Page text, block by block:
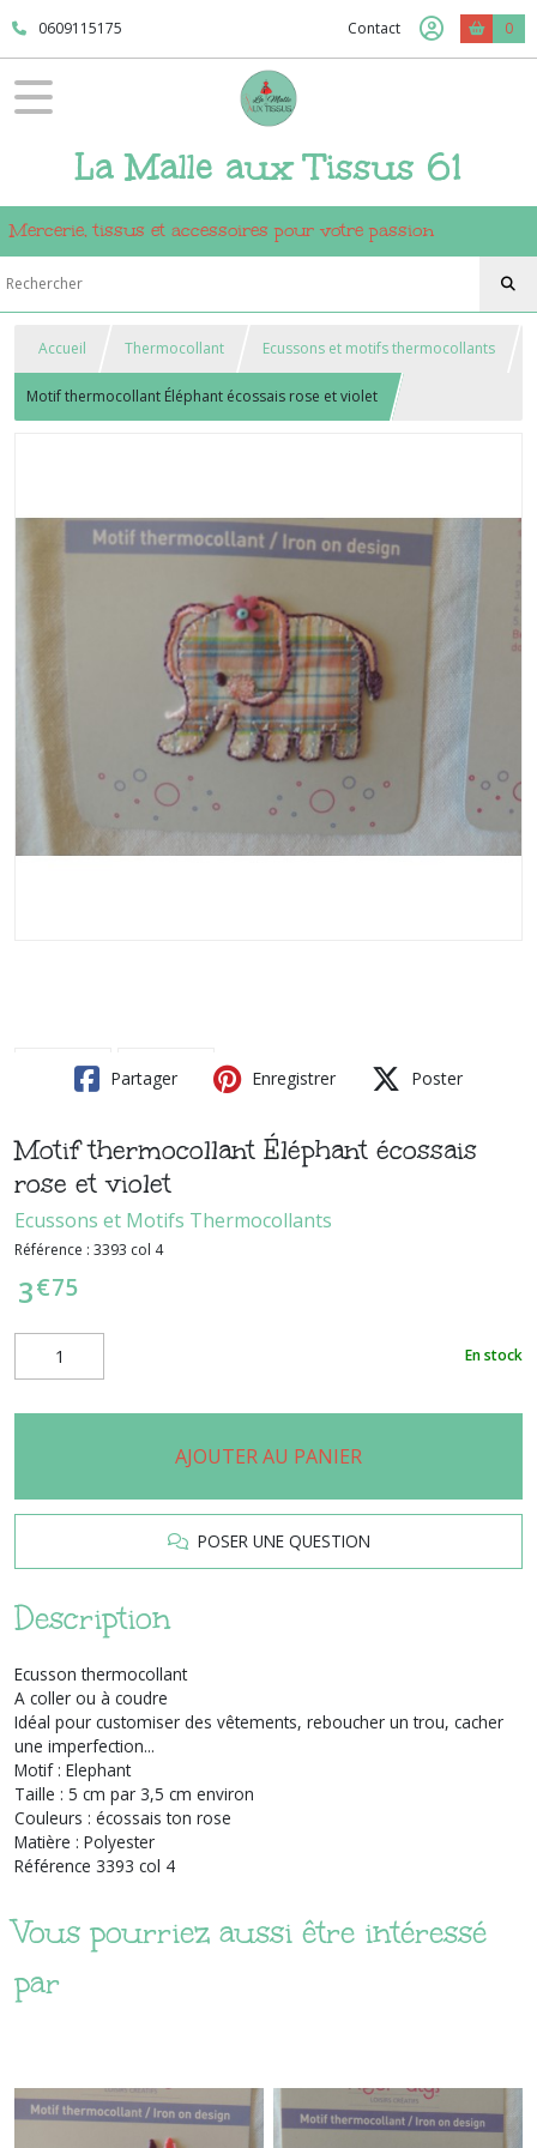
0609115175 Contact 0
La Malle aux Tissus 61
Mercerie, tissus et accessoires pour votre passion
Accueil Thermocollant Ecussons et motifs thermocollants
Motif thermocollant Éléphant écossais rose et violet
Partager Enregistrer Poster
Motif thermocollant Éléphant écossais
rose et violet
Ecussons et Motifs Thermocollants
Référence : 3393 col 4
3€75
En stock
AJOUTER AU PANIER
POSER UNE QUESTION
Description
Ecusson thermocollant
A coller ou à coudre
Idéal pour customiser des vêtements, reboucher un trou, cacher
une imperfection...
Motif : Elephant
Taille : 5 cm par 3,5 cm environ
Couleurs : écossais ton rose
Matière : Polyester
Référence 3393 col 4
Vous pourriez aussi être intéressé
par